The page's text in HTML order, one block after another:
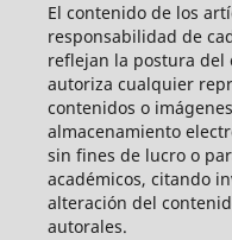
El contenido de los
responsabilidad de
reflejan la postura del
autoriza cualquier
contenidos o
almacenamiento
sin fines de lucro o
académicos, citando
alteración del
autorales.